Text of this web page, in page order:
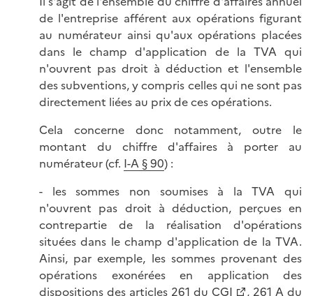
de l'entreprise afférent aux opérations figurant
au numérateur ainsi qu'aux opérations placées
dans le champ d'application de la TVA qui
n'ouvrent pas droit à déduction et l'ensemble
des subventions, y compris celles qui ne sont pas
directement liées au prix de ces opérations.
Cela concerne donc notamment, outre le
montant du chiffre d'affaires à porter au
numérateur (cf. I-A § 90) :
- les sommes non soumises à la TVA qui
n'ouvrent pas droit à déduction, perçues en
contrepartie de la réalisation d'opérations
situées dans le champ d'application de la TVA.
Ainsi, par exemple, les sommes provenant des
opérations exonérées en application des
dispositions des articles 261 du CGI , 261 A du